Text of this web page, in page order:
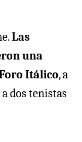
Las
una
Itálico, a
dos tenistas